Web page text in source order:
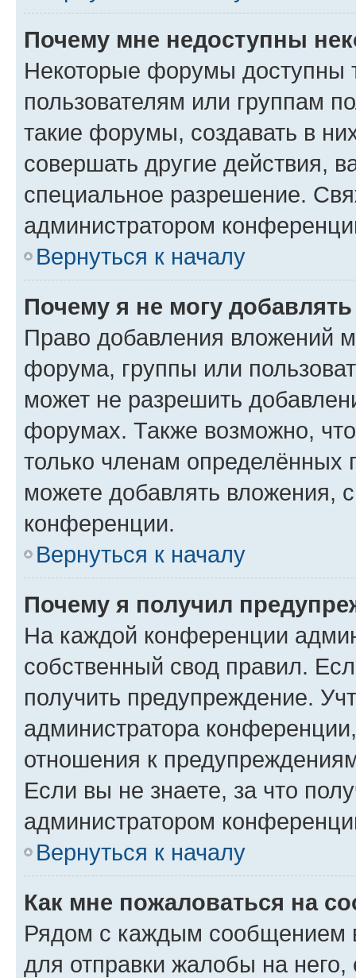
Почему мне недоступны
Некоторые форумы доступны
пользователям или группам
такие форумы, создавать в
совершать другие действия,
специальное разрешение.
администратором
Вернуться к началу
Почему я не могу
Право добавления вложений
форума, группы или
может не разрешить
форумах. Также возможно,
только членам определённых
можете добавлять вложения,
конференции.
Вернуться к началу
Почему я получил
На каждой конференции
собственный свод правил.
получить предупреждение.
администратора
отношения к
Если вы не знаете, за что
администратором
Вернуться к началу
Как мне пожаловаться на
Рядом с каждым сообщением
для отправки жалобы на